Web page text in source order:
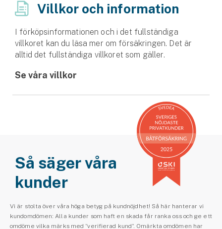
Villkor och information
I förköpsinformationen och i det fullständiga
villkoret kan du läsa mer om försäkringen. Det är
alltid det fullständiga villkoret som gäller.
Se våra villkor
Så säger våra
kunder
Vi är stolta över våra höga betyg på kundnöjdhet! Så här hanterar vi
kundomdömen: Alla kunder som haft en skada får ranka oss och ge ett
omdöme vilka märks med ”verifierad kund”. Omärkta omdömen har